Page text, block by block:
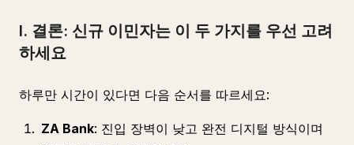
I. 결론: 신규 이민자는 이 두 가지를 우선 고려
하세요
하루만 시간이 있다면 다음 순서를 따르세요:
ZA Bank: 진입 장벽이 낮고 완전 디지털 방식이며